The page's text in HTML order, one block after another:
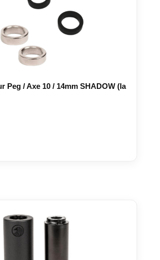
Peg / Axe 10 / 14mm SHADOW (la